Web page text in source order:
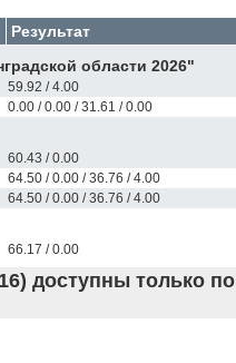
Результат
области 2026"
59.92 / 4.00
0.00 / 0.00 / 31.61 / 0.00
60.43 / 0.00
64.50 / 0.00 / 36.76 / 4.00
64.50 / 0.00 / 36.76 / 4.00
66.17 / 0.00
доступны только по